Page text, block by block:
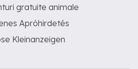
gratuite animale
Apróhirdetés
Kleinanzeigen